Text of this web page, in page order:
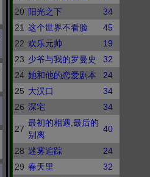
20 阳光之下
34
21 这个世界不看脸
45
22 欢乐元帅
19
23 少爷与我的罗曼史
32
24 她和他的恋爱剧本
24
25 大汉口
34
26 深宅 34
27
最初的相遇,最后的
别离
40
28 迷雾追踪
24
29 春天里
32